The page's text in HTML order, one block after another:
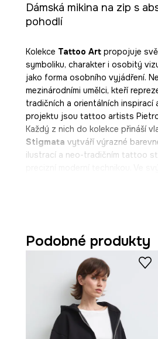
Dámská mikina na zip s
pohodlí
Kolekce Tattoo Art propojuje
symboliku, charakter i osobitý
jako forma osobního vyjádření.
mezinárodními umělci, kteří
tradičních a orientálních
projektu jsou tattoo artists
Každý z nich do kolekce přináší
Stigmata vytváří výrazné
ilustrací a neo-tradičním tattoo
vypráví vlastní příběh. Kolekce
každého, kdo v módě hledá
Autorem grafiky je Mattia
Co vyznačuje tuto
Podobné produkty